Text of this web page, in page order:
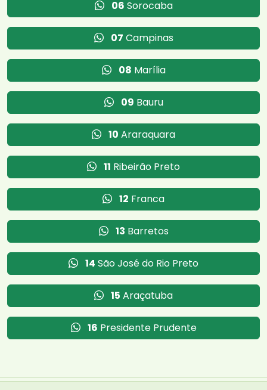
06 Sorocaba
07 Campinas
08 Marília
09 Bauru
10 Araraquara
11 Ribeirão Preto
12 Franca
13 Barretos
14 São José do Rio Preto
15 Araçatuba
16 Presidente Prudente